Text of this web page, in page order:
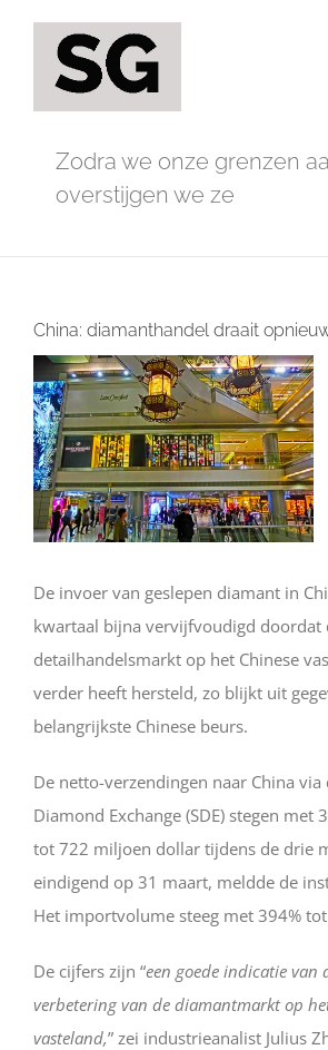
Zodra we onze grenzen
overstijgen we ze
China: diamanthandel draait
Bekijk
grotere
afbeelding
De invoer van geslepen diamant in
kwartaal bijna vervijfvoudigd doordat
detailhandelsmarkt op het Chinese
verder heeft hersteld, zo blijkt uit
belangrijkste Chinese beurs.
De netto-verzendingen naar China via
Diamond Exchange (SDE) stegen met
tot 722 miljoen dollar tijdens de drie
eindigend op 31 maart, meldde de
Het importvolume steeg met 394%
De cijfers zijn “een goede indicatie van
verbetering van de diamantmarkt op
vasteland,” zei industrieanalist Julius